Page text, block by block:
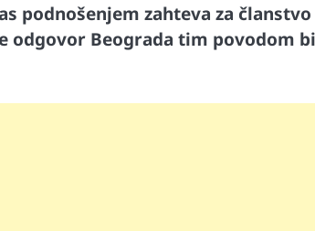
podnošenjem zahteva za članstvo
odgovor Beograda tim povodom